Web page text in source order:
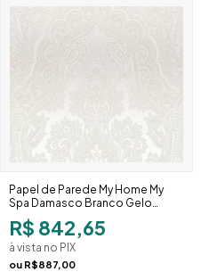
Papel de Parede My Home My
Spa Damasco Branco Gelo
387084
R$ 842,65
à vista no PIX
ou R$887,00